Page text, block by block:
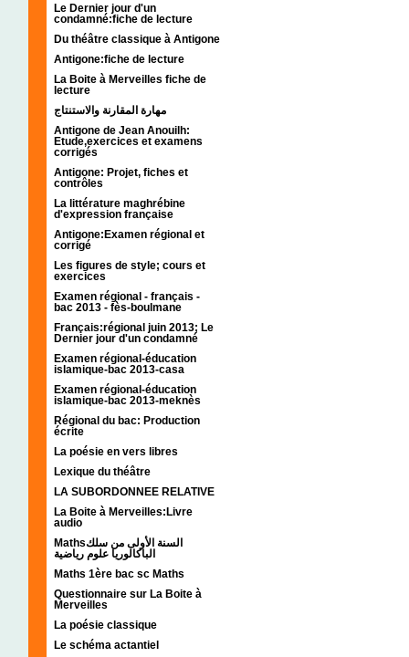
Le Dernier jour d'un
condamné:fiche de lecture
Du théâtre classique à Antigone
Antigone:fiche de lecture
La Boite à Merveilles fiche de
lecture
مهارة المقارنة والاستنتاج
Antigone de Jean Anouilh:
Etude,exercices et examens
corrigés
Antigone: Projet, fiches et
contrôles
La littérature maghrébine
d'expression française
Antigone:Examen régional et
corrigé
Les figures de style; cours et
exercices
Examen régional - français -
bac 2013 - fès-boulmane
Français:régional juin 2013; Le
Dernier jour d'un condamné
Examen régional-éducation
islamique-bac 2013-casa
Examen régional-éducation
islamique-bac 2013-meknès
Régional du bac: Production
écrite
La poésie en vers libres
Lexique du théâtre
LA SUBORDONNEE RELATIVE
La Boite à Merveilles:Livre
audio
Mathsالسنة الأولى من سلك
الباكالوريا علوم رياضية
Maths 1ère bac sc Maths
Questionnaire sur La Boite à
Merveilles
La poésie classique
Le schéma actantiel